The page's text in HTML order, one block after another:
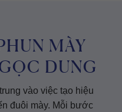
MÀY
DUNG
vào việc tạo hiệu
đuôi mày. Mỗi bước